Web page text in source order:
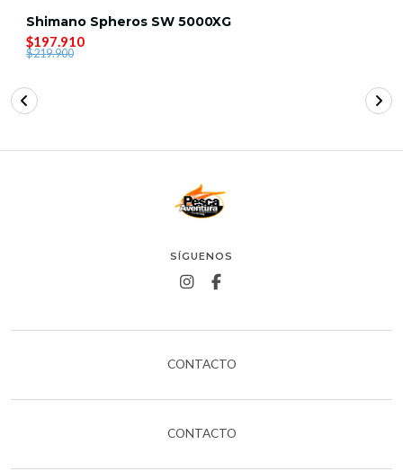
Shimano Spheros SW 5000XG
$197.910
$219.900
SÍGUENOS
CONTACTO
CONTACTO